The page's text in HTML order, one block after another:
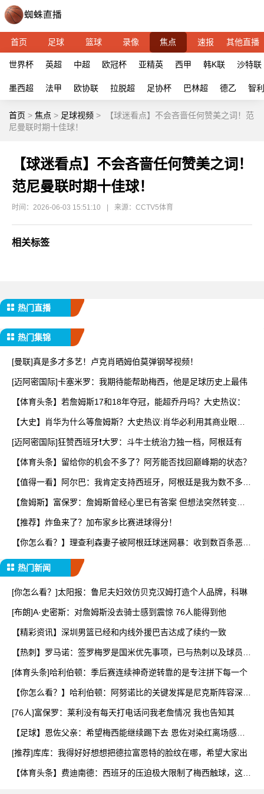
首页 足球 篮球 录像 焦点 速报 其他直播
世界杯 英超 中超 欧冠杯 亚精英 西甲 韩K联 沙特联
墨西超 法甲 欧协联 拉脱超 足协杯 巴林超 德乙 智
首页 > 焦点 > 足球视频 >
【球迷看点】不会吝啬任何赞美之词！范
尼曼联时期十佳球！
【球迷看点】不会吝啬任何赞美之词！
范尼曼联时期十佳球！
时间：2026-06-03 15:51:10 来源：CCTV5体育
相关标签
热门直播
热门集锦
[曼联]真是多才多艺！卢克肖晒姆伯莫弹钢琴视频！
[迈阿密国际]卡塞米罗：我期待能帮助梅西，他是足球历史上最伟
【体育头条】若詹姆斯17和18年夺冠，能超乔丹吗？大史热议：
【大史】肖华为什么等詹姆斯？大史热议:肖华必利用其商业眼光
[迈阿密国际]狂赞西班牙❗大罗：斗牛士统治力独一档，阿根廷有
【体育头条】留给你的机会不多了？阿芳能否找回巅峰期的状态？
【值得一看】阿尔巴：我肯定支持西班牙，阿根廷是我为数不多会
【詹姆斯】富保罗：詹姆斯曾经心里已有答案 但想法突然转变又
【推荐】炸鱼来了？加布家乡比赛进球得分！
【你怎么看？】理查利森妻子被阿根廷球迷网暴：收到数百条恶
热门新闻
[你怎么看？]太阳报：鲁尼夫妇效仿贝克汉姆打造个人品牌，科琳
[布朗]A·史密斯：对詹姆斯没去骑士感到震惊 76人能得到他
【精彩资讯】深圳男篮已经和内线外援巴吉达成了续约一致
【热刺】罗马诺：签罗梅罗是国米优先事项，已与热刺以及球员阵
[体育头条]哈利伯顿：季后赛连续神奇逆转靠的是专注拼下每一个
【你怎么看？】哈利伯顿：阿努诺比的关键发挥是尼克斯阵容深度
[76人]富保罗：莱利没有每天打电话问我老詹情况 我也告知其
【足球】恩佐父亲：希望梅西能继续踢下去 恩佐对染红离场感到
[推荐]库库：我得好好想想把德拉富恩特的脸纹在哪，希望大家出
【体育头条】费迪南德：西班牙的压迫极大限制了梅西触球，这是